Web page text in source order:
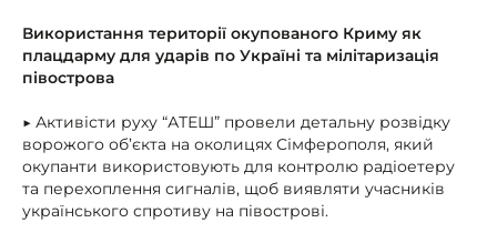
Використання території окупованого Криму як
плацдарму для ударів по Україні та мілітаризація
півострова
▶ Активісти руху “АТЕШ” провели детальну розвідку
ворожого об’єкта на околицях Сімферополя, який
окупанти використовують для контролю радіоетеру
та перехоплення сигналів, щоб виявляти учасників
українського спротиву на півострові.